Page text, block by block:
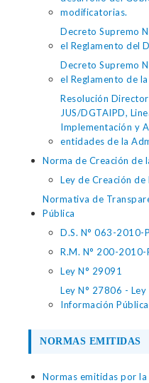
modificatorias.
Decreto Supremo
el Reglamento del
Decreto Supremo
el Reglamento de
Resolución
JUS/DGTAIPD,
Implementación y
entidades de la
Norma de Creación de
Ley de Creación de
Normativa de
Pública
D.S. N° 063-2010-
R.M. N° 200-2010-
Ley N° 29091
Ley N° 27806 -
Información Pública
NORMAS EMITIDAS
Normas emitidas por la